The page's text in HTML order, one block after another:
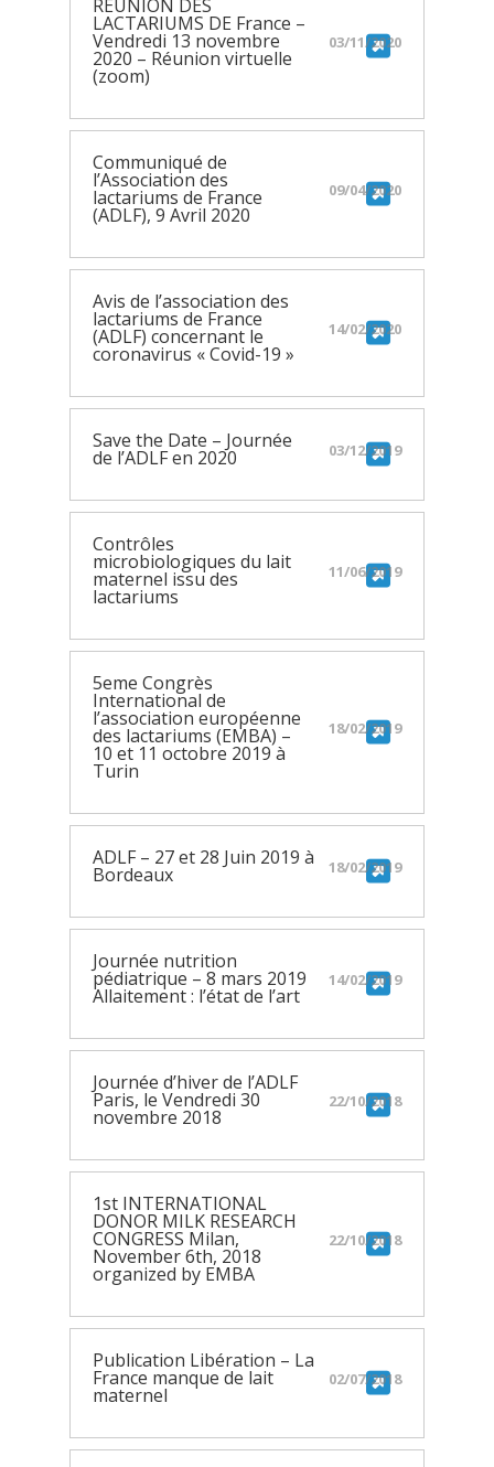
REUNION DES
LACTARIUMS DE France –
Vendredi 13 novembre
2020 – Réunion virtuelle
(zoom)
03/11/2020
Communiqué de
l’Association des
lactariums de France
(ADLF), 9 Avril 2020
09/04/2020
Avis de l’association des
lactariums de France
(ADLF) concernant le
coronavirus « Covid-19 »
14/02/2020
Save the Date – Journée
de l’ADLF en 2020 03/12/2019
Contrôles
microbiologiques du lait
maternel issu des
lactariums
11/06/2019
5eme Congrès
International de
l’association européenne
des lactariums (EMBA) –
10 et 11 octobre 2019 à
Turin
18/02/2019
ADLF – 27 et 28 Juin 2019 à
Bordeaux 18/02/2019
Journée nutrition
pédiatrique – 8 mars 2019
Allaitement : l’état de l’art
14/02/2019
Journée d’hiver de l’ADLF
Paris, le Vendredi 30
novembre 2018
22/10/2018
1st INTERNATIONAL
DONOR MILK RESEARCH
CONGRESS Milan,
November 6th, 2018
organized by EMBA
22/10/2018
Publication Libération – La
France manque de lait
maternel
02/07/2018